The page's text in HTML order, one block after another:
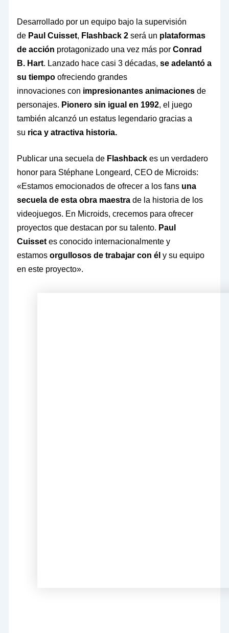
Desarrollado por un equipo bajo la supervisión
de Paul Cuisset, Flashback 2será un plataformas
de acción protagonizado una vez más porConrad
B. Hart. Lanzado hace casi 3 décadas,se adelantó a
su tiempo ofreciendo grandes
innovaciones con impresionantes animaciones de
personajes. Pionero sin igual en 1992, el juego
también alcanzó un estatus legendario gracias a
su rica y atractiva historia.
Publicar una secuela de Flashback es un verdadero
honor para Stéphane Longeard, CEO de Microids:
«Estamos emocionados de ofrecer a los fans una
secuela de esta obra maestra de la historia de los
videojuegos. En Microids, crecemos para ofrecer
proyectos que destacan por su talento. Paul
Cuisset es conocido internacionalmente y
estamosorgullosos de trabajar con él y su equipo
en este proyecto».